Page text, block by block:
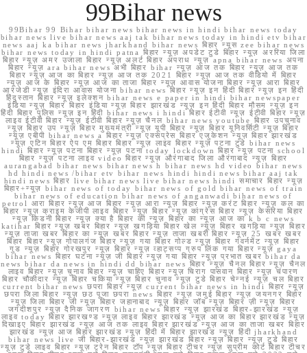
99Bihar news
99Bihar 99 Bihar bihar news bihar news in hindi bihar news today
bihar news live bihar news aaj tak bihar news today in hindi etv bihar
news aaj ka bihar news jharkhand bihar news बिहार न्यूस zee bihar news
bihar news today in hindi patna बिहार न्यूज़ अपडेट टुडे बिहार न्यूज़ अररिया जिला
बिहार न्यूज़ अमर उजाला बिहार न्यूज़ अलर्ट बिहार अपराध न्यूज़ apna bihar news अपना
बिहार न्यूज़ ara bihar news अभी बिहार bihar न्यूज़ आज तक बिहार न्यूज़ आज तक
बिहार न्यूज़ आज का बिहार न्यूज़ आज तक 2021 बिहार न्यूज़ आज तक वीडियो में बिहार
न्यूज़ आज के बिहार न्यूज़ आज का ताजा बिहार न्यूज़ आवास योजना बिहार न्यूज़ आरा बिहार
आरजेडी न्यूज़ इंदिरा आवास योजना bihar news बिहार न्यूज़ इन हिंदी बिहार न्यूज़ इन हिंदी
हिंदुस्तान बिहार न्यूज़ इलेक्शन bihar news e paper in hindi bihar newspaper
इंडिया न्यूज़ बिहार बिहार इंडिया न्यूज़ बिहार झारखंड न्यूज़ इन हिंदी बिहार मौसम न्यूज़ इन
हिंदी बिहार पुलिस न्यूज़ इन हिंदी bihar news i hindi बिहार ईटीवी न्यूज़ ईटीवी बिहार न्यूज़
लाइव ईटीवी बिहार न्यूज़ ईटीवी बिहार न्यूज़ चैनल bihar news youtube बिहार उपचुनाव
न्यूज़ बिहार उप न्यूज़ बिहार मुख्यमंत्री न्यूज़ यूपी बिहार न्यूज़ बिहार यूनिवर्सिटी न्यूज़ बिहार
न्यूज़ एबीपी bihar news a बिहार न्यूज़ एक्सप्रेस बिहार एजुकेशन न्यूज़ बिहार झारखंड
न्यूज़ एटिन बिहार ऐप एम बिहार बिहार न्यूज़ लाइव बिहार न्यूज़ पटना टुडे bihar news
hindi बिहार न्यूज़ पटना बिहार न्यूज़ पटना today lockdown बिहार न्यूज़ पटना school
बिहार न्यूज़ पटना लाइव video बिहार न्यूज़ औरंगाबाद जिला औरंगाबाद न्यूज़ बिहार
aurangabad bihar news bihar news h bihar news hd video bihar news
hd hindi news /bihar etv bihar news hindi hindi news bihar aaj tak
hindi news बिहार live bihar news live bihar news hindi समाचार बिहार न्यूज़
बिहार+न्यूज़ bihar news of today bihar news of gold bihar news of train
bihar news of education bihar news of anganwadi bihar news of
petrol आरा बिहार न्यूज़ आज बिहार न्यूज़ आरा न्यूज़ बिहार न्यूज़ करंट बिहार न्यूज़ कल का
बिहार न्यूज़ क्राइम केजीपी लाइव बिहार न्यूज़ बिहार न्यूज़ कांग्रेस बिहार न्यूज़ केसरिया बिहार
न्यूज़ किडनी बिहार न्यूज़ क्या है बिहार की न्यूज़ बिहार का न्यूज़ आज का k b c news
katihar बिहार न्यूज़ खबर बिहार न्यूज़ खगड़िया बिहार खेल न्यूज़ बिहार खगड़िया न्यूज़ बिहार
न्यूज़ ताजा खबर बिहार का न्यूज़ खबर बिहार न्यूज़ ताजा खबरी बिहार न्यूज़ 25 खबर खबर
बिहार बिहार न्यूज़ गोपालगंज बिहार न्यूज़ गया बिहार गोल्ड न्यूज़ बिहार गवर्नमेंट न्यूज़ बिहार
गुड न्यूज़ बिहार गोरखपुर न्यूज़ बिहार न्यूज़ व्हाट्सप्प ग्रुप लिंक गया बिहार न्यूज़ gaya
bihar news बिहार घटना न्यूज़ जी बिहार न्यूज़ गया बिहार न्यूज़ प्रभात खबर bihar da
news bihar da news in hindi dd bihar news बिहार न्यूज़ चैनल बिहार न्यूज़ चैनल
लाइव बिहार न्यूज़ चुनाव बिहार न्यूज़ चाहिए बिहार न्यूज़ चिराग पासवान बिहार न्यूज़ चंपारण
बिहार चौकीदार न्यूज़ बिहार चकिया न्यूज़ बिहार चुनाव न्यूज़ टुडे बिहार चेन्नई न्यूज़ चल बिहार
current bihar news छपरा बिहार न्यूज़ current bihar news in hindi बिहार न्यूज़
छपरा जिला बिहार न्यूज़ छठ पूजा छपरा news बिहार न्यूज़ जमुई बिहार न्यूज़ जयनगर बिहार
न्यूज़ जिला बिहार जी न्यूज़ बिहार जहानाबाद न्यूज़ बिहार जॉब न्यूज़ बिहार ज़ी न्यूज़ बिहार
जगदीशपुर न्यूज़ दैनिक जागरण bihar news बिहार न्यूज़ झारखंड बिहार-झारखंड न्यूज़
लाइव today बिहार झारखण्ड न्यूज़ लाइव बिहार झारखंड न्यूज़ आज का बिहार झारखंड न्यूज़
दिखाइए बिहार झारखंड न्यूज़ आज तक लाइव बिहार झारखंड न्यूज़ आज का ताजा खबर बिहार
झारखंड न्यूज़ आज बिहार झारखंड न्यूज़ हिंदी में बिहार झारखंड न्यूज़ हिंदी jharkhand
bihar news live जी बिहार-झारखंड न्यूज़ झारखंड बिहार न्यूज़ बिहार न्यूज़ टुडे बिहार
न्यूज़ टुडे लाइव बिहार न्यूज़ ट्रेन बिहार टॉप न्यूज़ बिहार टीचर न्यूज़ सुप्रीम कोर्ट बिहार टीचर